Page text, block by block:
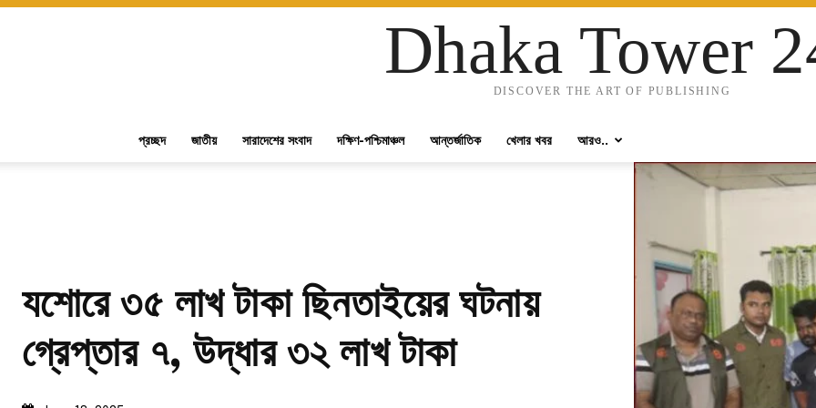
Dhaka Tower
DISCOVER THE ART OF PUBLISHING
প্রচ্ছদ জাতীয় সারাদেশের সংবাদ দক্ষিণ-পশ্চিমাঞ্চল আন্তর্জাতিক খেলার খবর আরও..
যশোরে ৩৫ লাখ টাকা ছিনতাইয়ের ঘটনায়
গ্রেপ্তার ৭, উদ্ধার ৩২ লাখ টাকা